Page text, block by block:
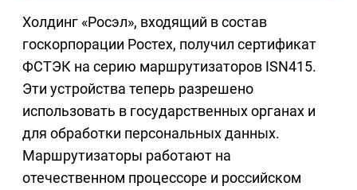
Холдинг «Росэл», входящий в состав
госкорпорации Ростех, получил сертификат
ФСТЭК на серию маршрутизаторов ISN415.
Эти устройства теперь разрешено
использовать в государственных органах и
для обработки персональных данных.
Маршрутизаторы работают на
отечественном процессоре и российском